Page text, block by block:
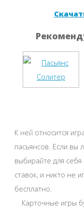
К ней относится
пасьянсов. Если вы
выбирайте для
ставок, и никто не
бесплатно.
Карточные игры